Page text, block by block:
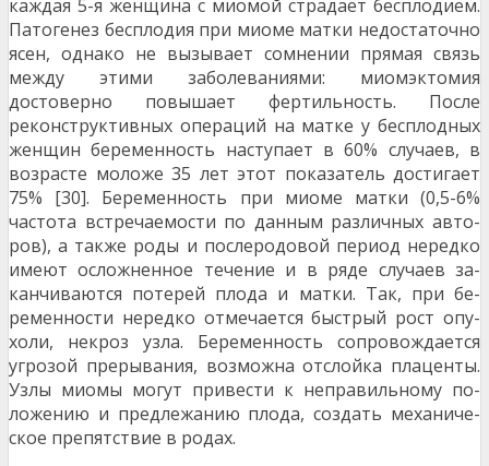
каждая 5-я женщина с миомой страдает бесп­лодием.
Патогенез бесплодия при миоме матки не­достаточно
ясен, однако не вызывает сомнении прямая связь
между этими заболеваниями: миомэктомия
достоверно повышает фертильность. После
реконструктивных операций на матке у бесплодных
женщин беременность наступает в 60% случаев, в
возрасте моложе 35 лет этот показатель достигает
75% [30]. Беременность при миоме матки (0,5-6%
частота встречаемости по данным различных авто­
ров), а также роды и послеродовой период нередко
имеют осложненное течение и в ряде случаев за­
канчиваются потерей плода и матки. Так, при бе­
ременности нередко отмечается быстрый рост опу­
холи, некроз узла. Беременность сопровождается
угрозой прерывания, возможна отслойка плаценты.
Узлы миомы могут привести к неправильному по­
ложению и предлежанию плода, создать механиче­
ское препятствие в родах.